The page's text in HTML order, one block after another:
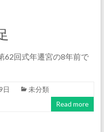
62回式年遷宮の8年前で
日
未分類
Read more